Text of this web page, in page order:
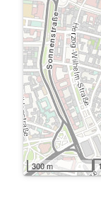
300 m